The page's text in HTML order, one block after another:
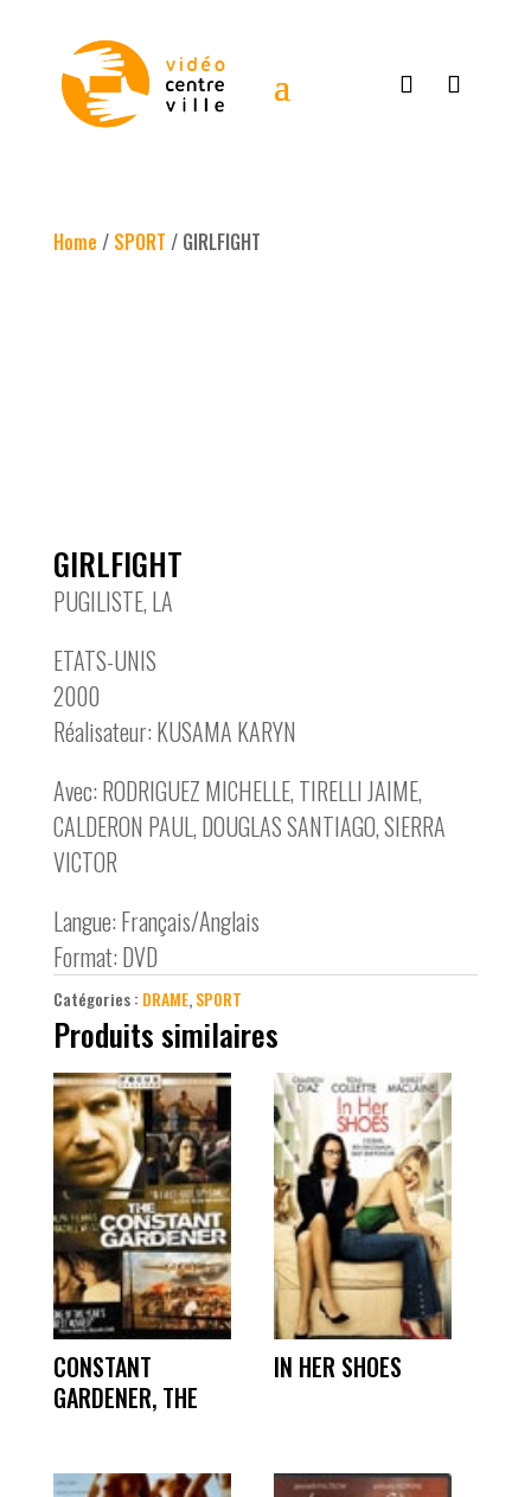
Home / SPORT / GIRLFIGHT
GIRLFIGHT
PUGILISTE, LA
ETATS-UNIS
2000
Réalisateur: KUSAMA KARYN
Avec: RODRIGUEZ MICHELLE, TIRELLI JAIME,
CALDERON PAUL, DOUGLAS SANTIAGO, SIERRA
VICTOR
Langue: Français/Anglais
Format: DVD
Catégories : DRAME,SPORT
Produits similaires
CONSTANT
GARDENER, THE
IN HER SHOES